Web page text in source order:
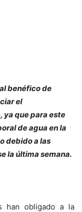
benéfico de
el
ya que para este
de agua en la
debido a las
la última semana.
obligado a la